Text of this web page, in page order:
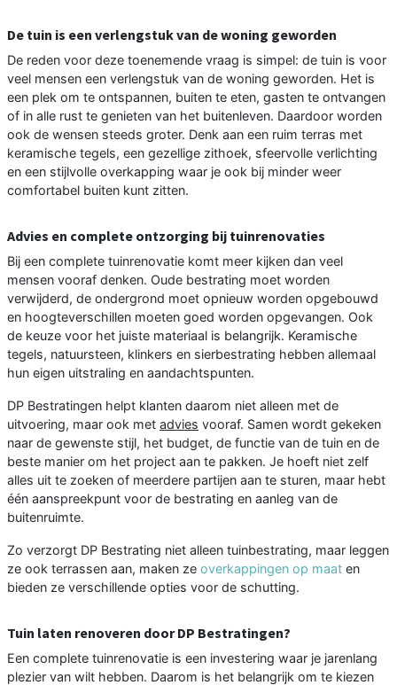
De tuin is een verlengstuk van de woning geworden
De reden voor deze toenemende vraag is simpel: de tuin is voor
veel mensen een verlengstuk van de woning geworden. Het is
een plek om te ontspannen, buiten te eten, gasten te ontvangen
of in alle rust te genieten van het buitenleven. Daardoor worden
ook de wensen steeds groter. Denk aan een ruim terras met
keramische tegels, een gezellige zithoek, sfeervolle verlichting
en een stijlvolle overkapping waar je ook bij minder weer
comfortabel buiten kunt zitten.
Advies en complete ontzorging bij tuinrenovaties
Bij een complete tuinrenovatie komt meer kijken dan veel
mensen vooraf denken. Oude bestrating moet worden
verwijderd, de ondergrond moet opnieuw worden opgebouwd
en hoogteverschillen moeten goed worden opgevangen. Ook
de keuze voor het juiste materiaal is belangrijk. Keramische
tegels, natuursteen, klinkers en sierbestrating hebben allemaal
hun eigen uitstraling en aandachtspunten.
DP Bestratingen helpt klanten daarom niet alleen met de
uitvoering, maar ook met advies vooraf. Samen wordt gekeken
naar de gewenste stijl, het budget, de functie van de tuin en de
beste manier om het project aan te pakken. Je hoeft niet zelf
alles uit te zoeken of meerdere partijen aan te sturen, maar hebt
één aanspreekpunt voor de bestrating en aanleg van de
buitenruimte.
Zo verzorgt DP Bestrating niet alleen tuinbestrating, maar leggen
ze ook terrassen aan, maken ze overkappingen op maat en
bieden ze verschillende opties voor de schutting.
Tuin laten renoveren door DP Bestratingen?
Een complete tuinrenovatie is een investering waar je jarenlang
plezier van wilt hebben. Daarom is het belangrijk om te kiezen